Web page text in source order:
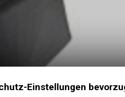
Einstellungen